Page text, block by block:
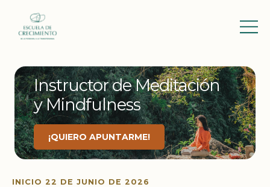
Instructor de Meditación
y Mindfulness
¡QUIERO APUNTARME!
INICIO 22 DE JUNIO DE 2026